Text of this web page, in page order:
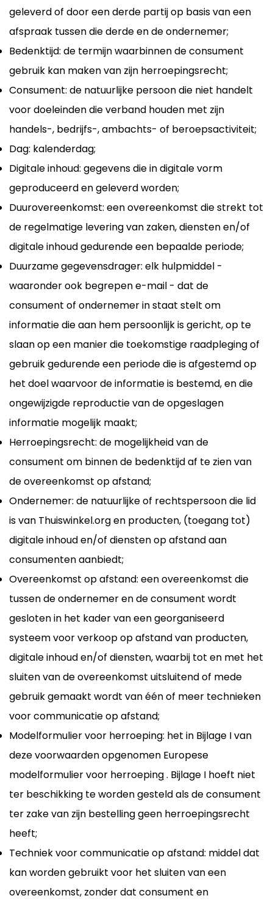
geleverd of door een derde partij op basis van een
afspraak tussen die derde en de ondernemer;
Bedenktijd: de termijn waarbinnen de consument
gebruik kan maken van zijn herroepingsrecht;
Consument: de natuurlijke persoon die niet handelt
voor doeleinden die verband houden met zijn
handels-, bedrijfs-, ambachts- of beroepsactiviteit;
Dag: kalenderdag;
Digitale inhoud: gegevens die in digitale vorm
geproduceerd en geleverd worden;
Duurovereenkomst: een overeenkomst die strekt tot
de regelmatige levering van zaken, diensten en/of
digitale inhoud gedurende een bepaalde periode;
Duurzame gegevensdrager: elk hulpmiddel -
waaronder ook begrepen e-mail - dat de
consument of ondernemer in staat stelt om
informatie die aan hem persoonlijk is gericht, op te
slaan op een manier die toekomstige raadpleging of
gebruik gedurende een periode die is afgestemd op
het doel waarvoor de informatie is bestemd, en die
ongewijzigde reproductie van de opgeslagen
informatie mogelijk maakt;
Herroepingsrecht: de mogelijkheid van de
consument om binnen de bedenktijd af te zien van
de overeenkomst op afstand;
Ondernemer: de natuurlijke of rechtspersoon die lid
is van Thuiswinkel.org en producten, (toegang tot)
digitale inhoud en/of diensten op afstand aan
consumenten aanbiedt;
Overeenkomst op afstand: een overeenkomst die
tussen de ondernemer en de consument wordt
gesloten in het kader van een georganiseerd
systeem voor verkoop op afstand van producten,
digitale inhoud en/of diensten, waarbij tot en met het
sluiten van de overeenkomst uitsluitend of mede
gebruik gemaakt wordt van één of meer technieken
voor communicatie op afstand;
Modelformulier voor herroeping: het in Bijlage I van
deze voorwaarden opgenomen Europese
modelformulier voor herroeping. Bijlage I hoeft niet
ter beschikking te worden gesteld als de consument
ter zake van zijn bestelling geen herroepingsrecht
heeft;
Techniek voor communicatie op afstand: middel dat
kan worden gebruikt voor het sluiten van een
overeenkomst, zonder dat consument en